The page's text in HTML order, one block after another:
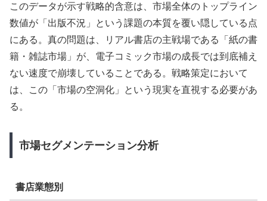
このデータが示す戦略的含意は、市場全体のトップライン
数値が「出版不況」という課題の本質を覆い隠している点
にある。真の問題は、リアル書店の主戦場である「紙の書
籍・雑誌市場」が、電子コミック市場の成長では到底補え
ない速度で崩壊していることである。戦略策定において
は、この「市場の空洞化」という現実を直視する必要があ
る。
市場セグメンテーション分析
書店業態別